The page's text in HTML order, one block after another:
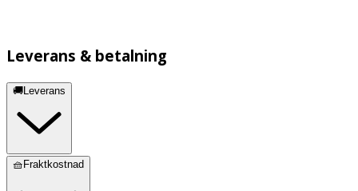
Leverans & betalning
🚚Leverans
🧺Fraktkostnad